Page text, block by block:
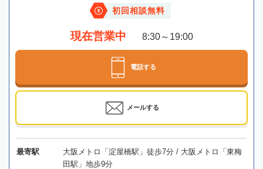
初回相談無料
現在営業中 8:30～19:00
電話する
メールする
最寄駅
大阪メトロ「淀屋橋駅」徒歩7分 / 大阪メトロ「東梅
田駅」地歩9分